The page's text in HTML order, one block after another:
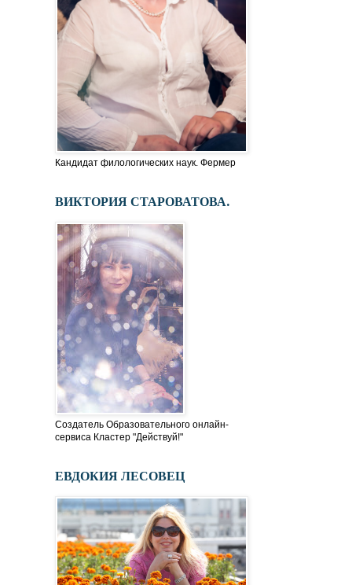
Кандидат филологических наук. Фермер
ВИКТОРИЯ СТАРОВАТОВА.
Создатель Образовательного онлайн-
сервиса Кластер "Действуй!"
ЕВДОКИЯ ЛЕСОВЕЦ